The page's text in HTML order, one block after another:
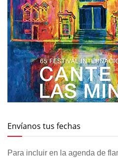
Envíanos tus fechas
Para incluir en la agenda de